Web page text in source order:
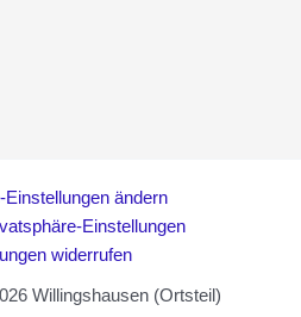
Einstellungen ändern
Einstellungen
widerrufen
Willingshausen (Ortsteil)